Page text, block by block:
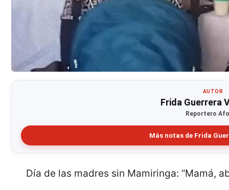
AUTOR
Frida Guerrera
Reportero
Más notas de Frida
Día de las madres sin Mamiringa: “Mamá,